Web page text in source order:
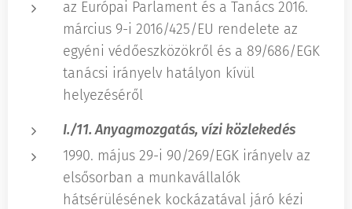
az Európai Parlament és a Tanács 2016.
március 9-i 2016/425/EU rendelete az
egyéni védőeszközökről és a 89/686/EGK
tanácsi irányelv hatályon kívül
helyezéséről
I./11. Anyagmozgatás, vízi közlekedés
1990. május 29-i 90/269/EGK irányelv az
elsősorban a munkavállalók
hátsérülésének kockázatával járó kézi